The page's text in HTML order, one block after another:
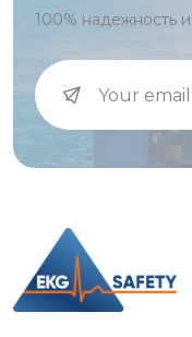
100% надежность